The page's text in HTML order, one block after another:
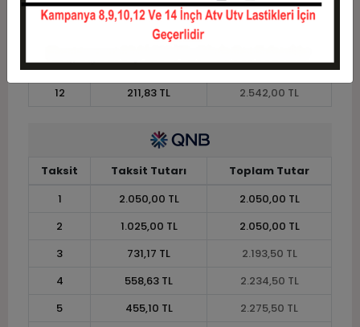
9
271,06 TL
2.439,50 TL
248,05 TL
11
227,36 TL
2.501,00 TL
12
211,83 TL 2.542,00 TL
Taksit Taksit Tutarı
Toplam Tutar
1
2.050,00 TL
2.050,00 TL
2
1.025,00 TL
2.050,00 TL
3
731,17 TL
2.193,50 TL
4
558,63 TL
2.234,50 TL
5
455,10 TL
2.275,50 TL